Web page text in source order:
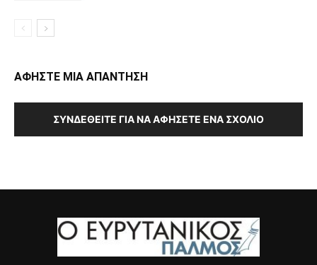
ΑΦΗΣΤΕ ΜΙΑ ΑΠΑΝΤΗΣΗ
ΣΥΝΔΕΘΕΊΤΕ ΓΙΑ ΝΑ ΑΦΉΣΕΤΕ ΈΝΑ ΣΧΌΛΙΟ